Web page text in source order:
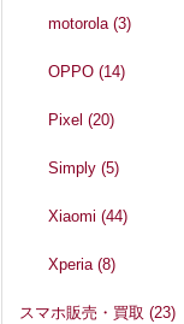
motorola(3)
OPPO(14)
Pixel(20)
Simply(5)
Xiaomi(44)
Xperia(8)
スマホ販売・買取 (23)